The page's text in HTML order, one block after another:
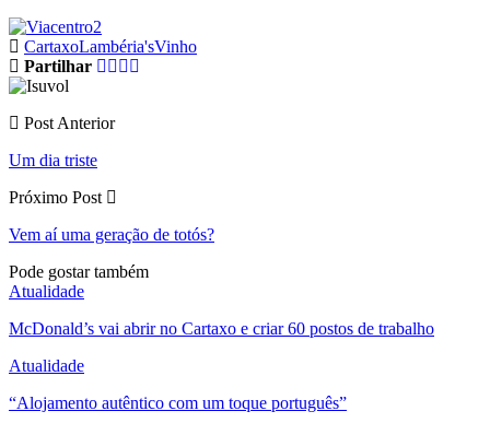
CartaxoLambéria'sVinho
Partilhar
Post Anterior
Um dia triste
Próximo Post
Vem aí uma geração de totós?
Pode gostar também
Atualidade
McDonald’s vai abrir no Cartaxo e criar 60 postos de trabalho
Atualidade
“Alojamento autêntico com um toque português”